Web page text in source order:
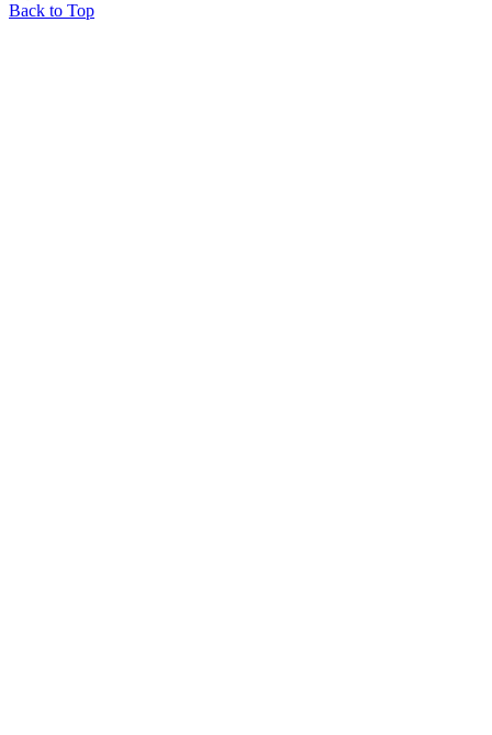
Back to Top